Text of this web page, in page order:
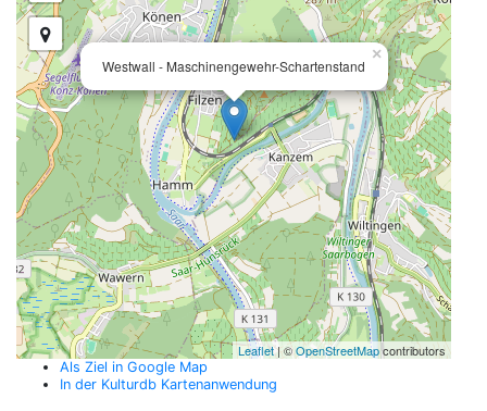
Westwall - Maschinengewehr-Schartenstand
×
Leaflet| ©OpenStreetMapcontributors
Als Ziel in Google Map
In der Kulturdb Kartenanwendung